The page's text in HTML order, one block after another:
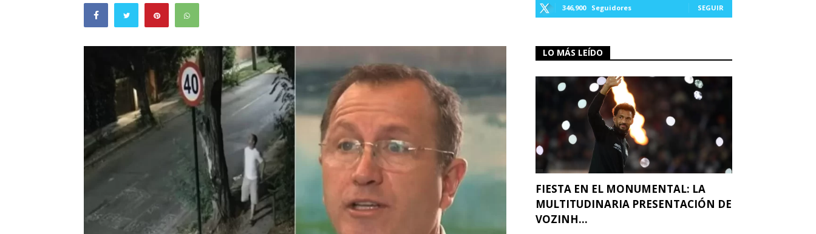
346,900 Seguidores SEGUIR
LO MÁS LEÍDO
FIESTA EN EL MONUMENTAL: LA
MULTITUDINARIA PRESENTACIÓN DE
VOZINH...